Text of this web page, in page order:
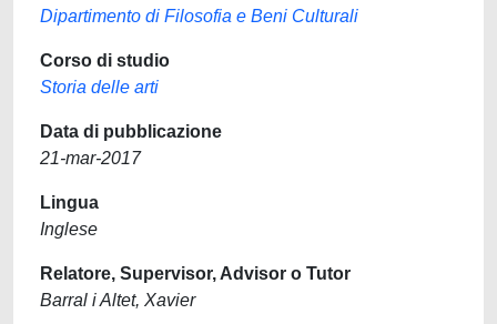
Dipartimento di Filosofia e Beni Culturali
Corso di studio
Storia delle arti
Data di pubblicazione
21-mar-2017
Lingua
Inglese
Relatore, Supervisor, Advisor o Tutor
Barral i Altet, Xavier